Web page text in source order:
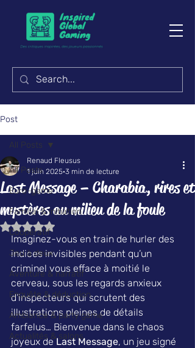
Post
All Posts
Euro-game
Familial & initiation
Coopératif
Jeu à deux
Aventure & narratif
Enquête & déduction
Ambiance & party game
Actualités & salons
All Posts
Last Message – Charabia, rires et
mystères au milieu de la foule
Renaud Fleusus
1 juin 2025 3 min de lecture
Noté NaN étoiles sur 5.
Imaginez-vous en train de hurler des
indices invisibles pendant qu’un
criminel vous efface à moitié le
cerveau, sous les regards anxieux
d’inspecteurs qui scrutent des
illustrations pleines de détails
farfelus… Bienvenue dans le chaos
joyeux de Last Message, un jeu signé